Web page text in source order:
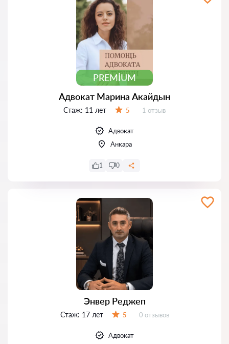
PREMIUM
Адвокат Марина Акайдын
Стаж: 11 лет 5 Отзывов:
1 отзыв
Адвокат
Анкара
1 0
Энвер Реджеп
Стаж: 17 лет 5 Отзывов:
0 отзывов
Адвокат